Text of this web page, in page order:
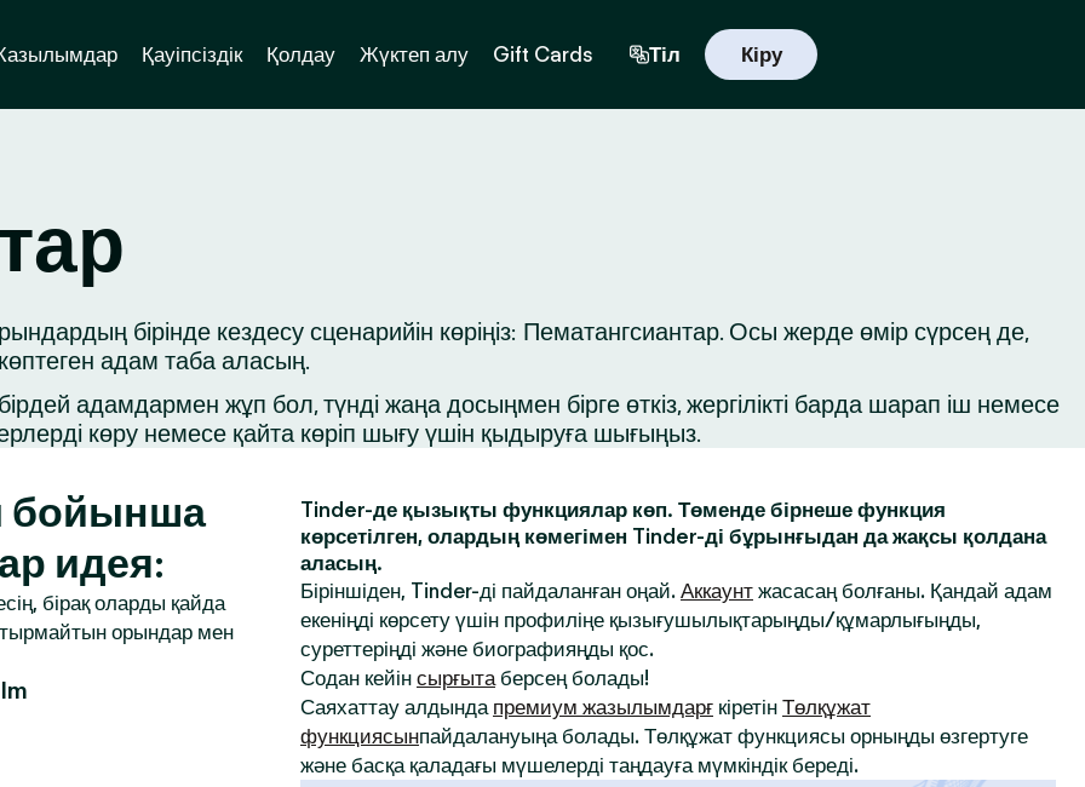
Қауіпсіздік Қолдау Жүктеп алу Gift Cards Тіл Кіру
бірінде кездесу сценарийін көріңіз: Пематангсиантар. Осы жерде өмір сүрсең де,
адам таба аласың.
адамдармен жұп бол, түнді жаңа досыңмен бірге өткіз, жергілікті барда шарап іш немесе
көру немесе қайта көріп шығу үшін қыдыруға шығыңыз.
бойынша
идея:
бірақ оларды қайда
орындар мен
Tinder-де қызықты функциялар көп. Төменде бірнеше функция
көрсетілген, олардың көмегімен Tinder-ді бұрынғыдан да жақсы қолдана
аласың.
Біріншіден, Tinder-ді пайдаланған оңай. Аккаунт жасасаң болғаны. Қандай адам
екеніңді көрсету үшін профиліңе қызығушылықтарыңды/құмарлығыңды,
суреттеріңді және биографияңды қос.
Содан кейін сырғытаберсең болады!
Саяхаттау алдында премиум жазылымдарғ кіретін Төлқұжат
функциясынпайдалануыңа болады. Төлқұжат функциясы орныңды өзгертуге
және басқа қаладағы мүшелерді таңдауға мүмкіндік береді.